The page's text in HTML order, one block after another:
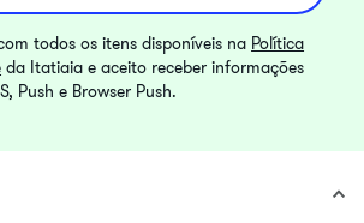
todos os itens disponíveis na Política
da Itatiaia e aceito receber informações
Push e Browser Push.